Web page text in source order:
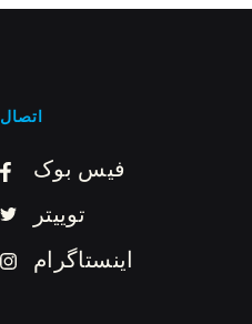
اتصال
فیس بوک
توییتر
اینستاگرام